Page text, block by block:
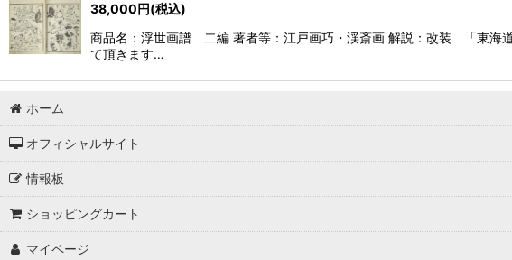
38,000円(税込)
商品名：浮世画譜 二編 著者等：江戸画巧・渓斎画 解説：改装 「東海
て頂きます…
ホーム
オフィシャルサイト
情報板
ショッピングカート
マイページ